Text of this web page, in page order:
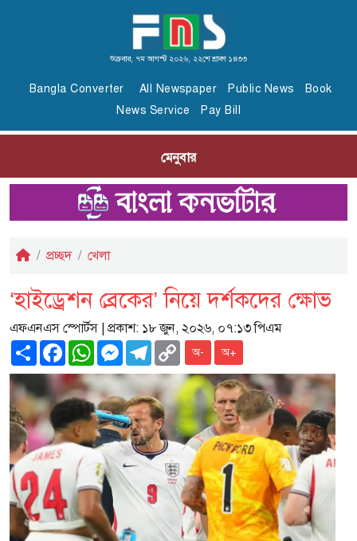
শুক্রবার, ৭ম আগস্ট ২০২৬, ২২শে শ্রাবণ ১৪৩৩
Bangla Converter All Newspaper Public News
Book
News Service
Pay Bill
মেনুবার
প্রচ্ছদ খেলা
‘হাইড্রেশন ব্রেকের’ নিয়ে দর্শকদের ক্ষোভ
এফএনএস স্পোর্টস | প্রকাশ: ১৮ জুন, ২০২৬, ০৭:১৩ পিএম
ShareFacebookWhatsAppMessenger
Telegram
Copy
Link
অ- অ+